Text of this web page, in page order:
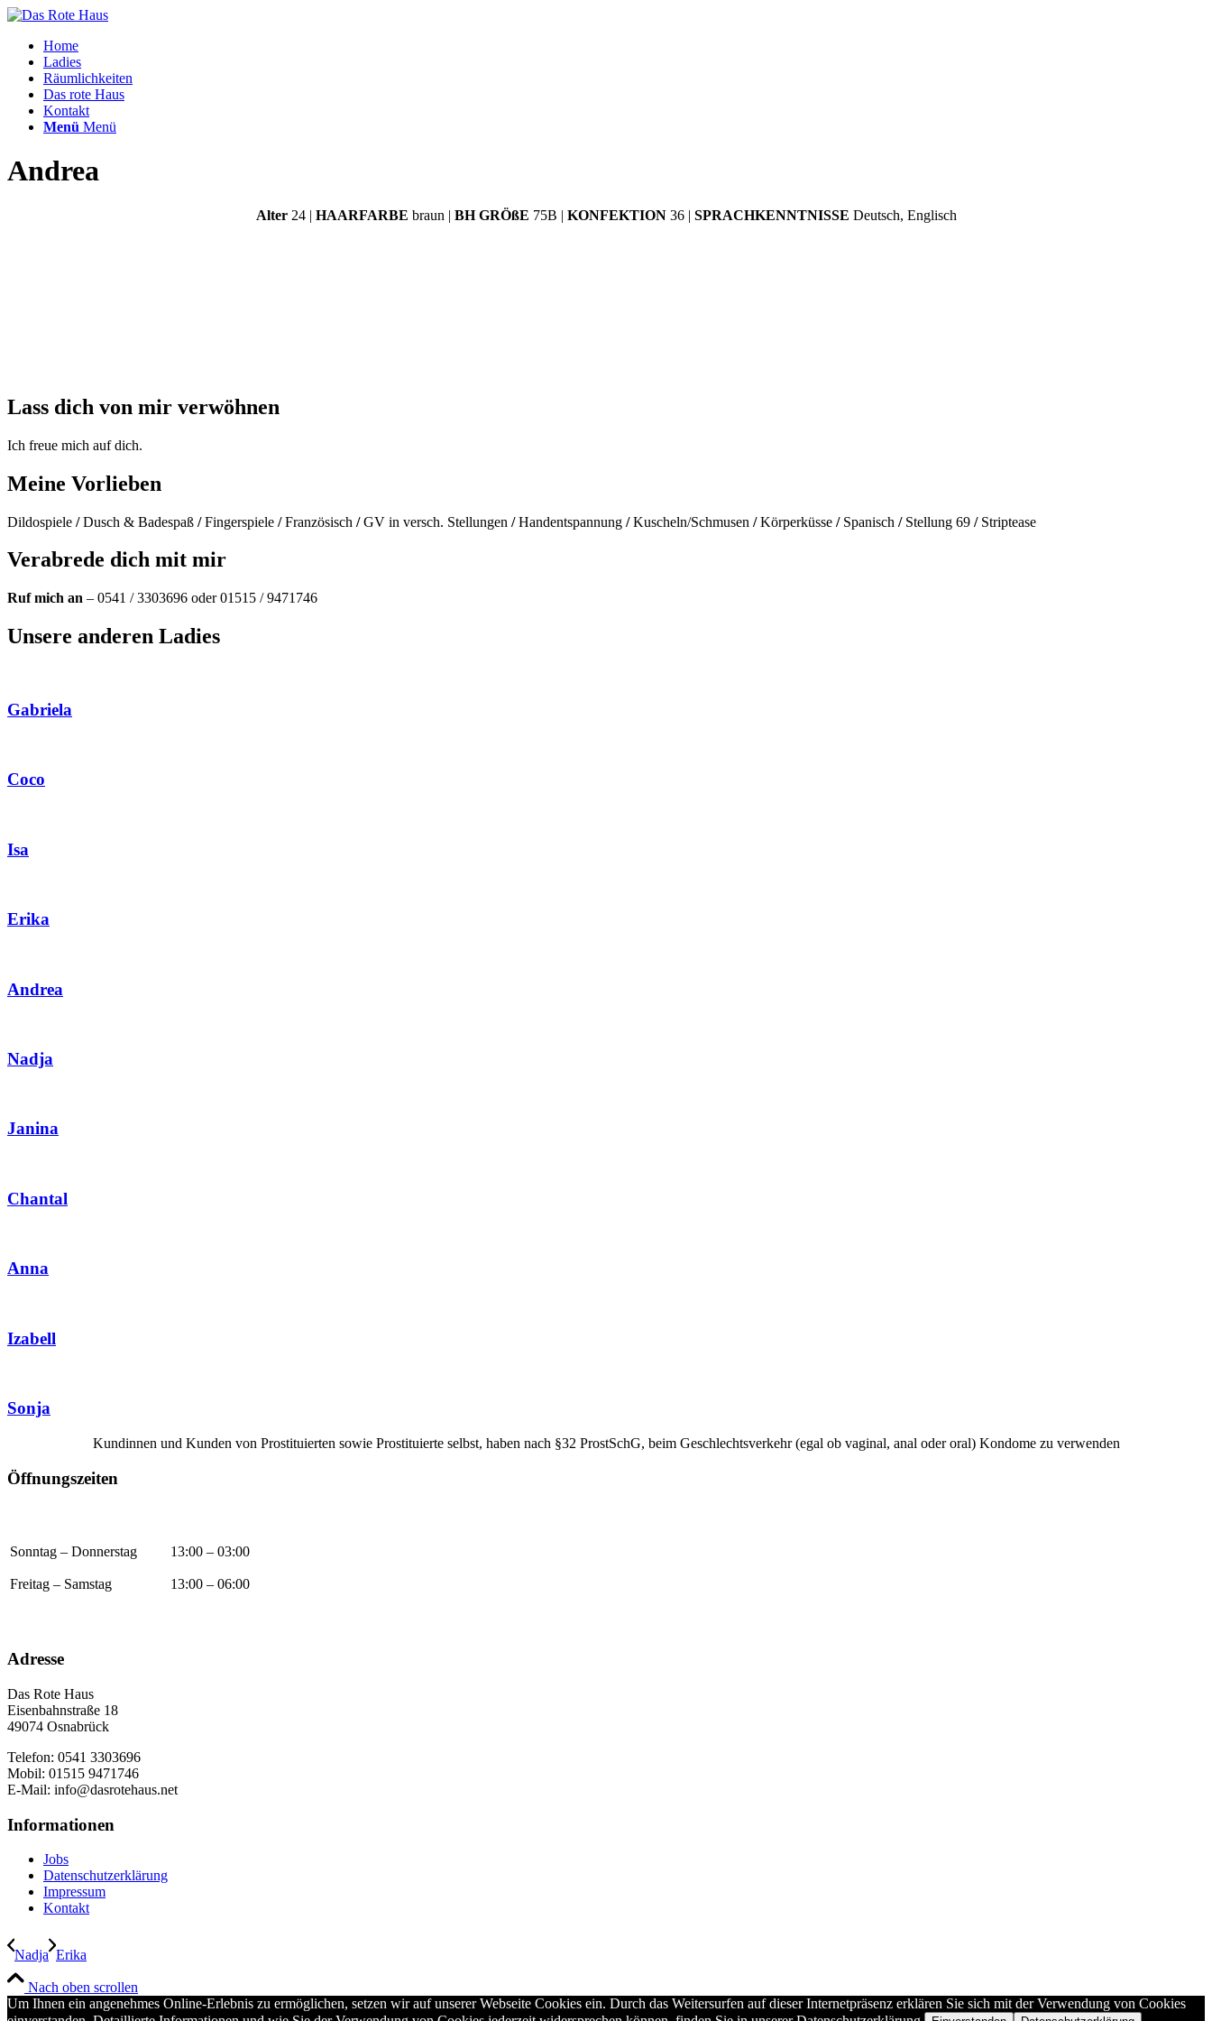
Home
Ladies
Räumlichkeiten
Das rote Haus
Kontakt
Menü Menü
Andrea
Alter24 | HAARFARBE braun | BH GRÖßE 75B | KONFEKTION36 | SPRACHKENNTNISSE Deutsch, Englisch
Lass dich von mir verwöhnen
Ich freue mich auf dich.
Meine Vorlieben
Dildospiele /Dusch & Badespaß /Fingerspiele /Französisch /GV in versch. Stellungen /Handentspannung /Kuscheln/Schmusen /Körperküsse /Spanisch /Stellung 69 /Striptease
Verabrede dich mit mir
Ruf mich an – 0541 / 3303696 oder 01515 / 9471746
Unsere anderen Ladies
Gabriela
Coco
Isa
Erika
Andrea
Nadja
Janina
Chantal
Anna
Izabell
Sonja
Kundinnen und Kunden von Prostituierten sowie Prostituierte selbst, haben nach §32 ProstSchG, beim Geschlechtsverkehr (egal ob vaginal, anal oder oral) Kondome zu verwenden
Öffnungszeiten
Sonntag – Donnerstag 13:00 – 03:00
Freitag – Samstag 13:00 – 06:00
Adresse
Das Rote Haus
Eisenbahnstraße 18
49074 Osnabrück
Telefon: 0541 3303696
Mobil: 01515 9471746
E-Mail: info@dasrotehaus.net
Informationen
Jobs
Datenschutzerklärung
Impressum
Kontakt
Nadja Erika
Nach oben scrollen
Um Ihnen ein angenehmes Online-Erlebnis zu ermöglichen, setzen wir auf unserer Webseite Cookies ein. Durch das Weitersurfen auf dieser Internetpräsenz erklären Sie sich mit der Verwendung von Cookies